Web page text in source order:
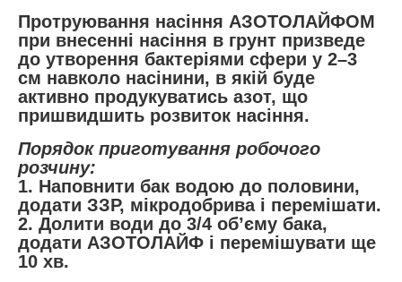
Протруювання насіння АЗОТОЛАЙФОМ
при внесенні насіння в грунт призведе
до утворення бактеріями сфери у 2–3
см навколо насінини, в якій буде
активно продукуватись азот, що
пришвидшить розвиток насіння.
Порядок приготування робочого
розчину:
1. Наповнити бак водою до половини,
додати ЗЗР, мікродобрива і перемішати.
2. Долити води до 3/4 об’єму бака,
додати АЗОТОЛАЙФ і перемішувати ще
10 хв.